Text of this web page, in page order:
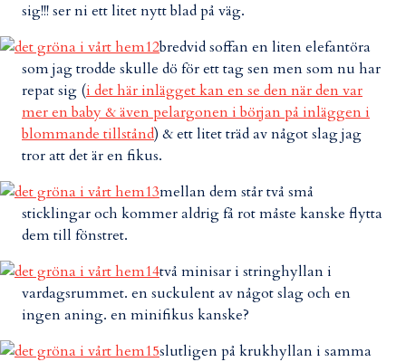
sig!!! ser ni ett litet nytt blad på väg.
bredvid soffan en liten elefantöra
som jag trodde skulle dö för ett tag sen men som nu har
repat sig (i det här inlägget kan en se den när den var
mer en baby & även pelargonen i början på inläggen i
blommande tillstånd) & ett litet träd av något slag jag
tror att det är en fikus.
mellan dem står två små
sticklingar och kommer aldrig få rot måste kanske flytta
dem till fönstret.
två minisar i stringhyllan i
vardagsrummet. en suckulent av något slag och en
ingen aning. en minifikus kanske?
slutligen på krukhyllan i samma